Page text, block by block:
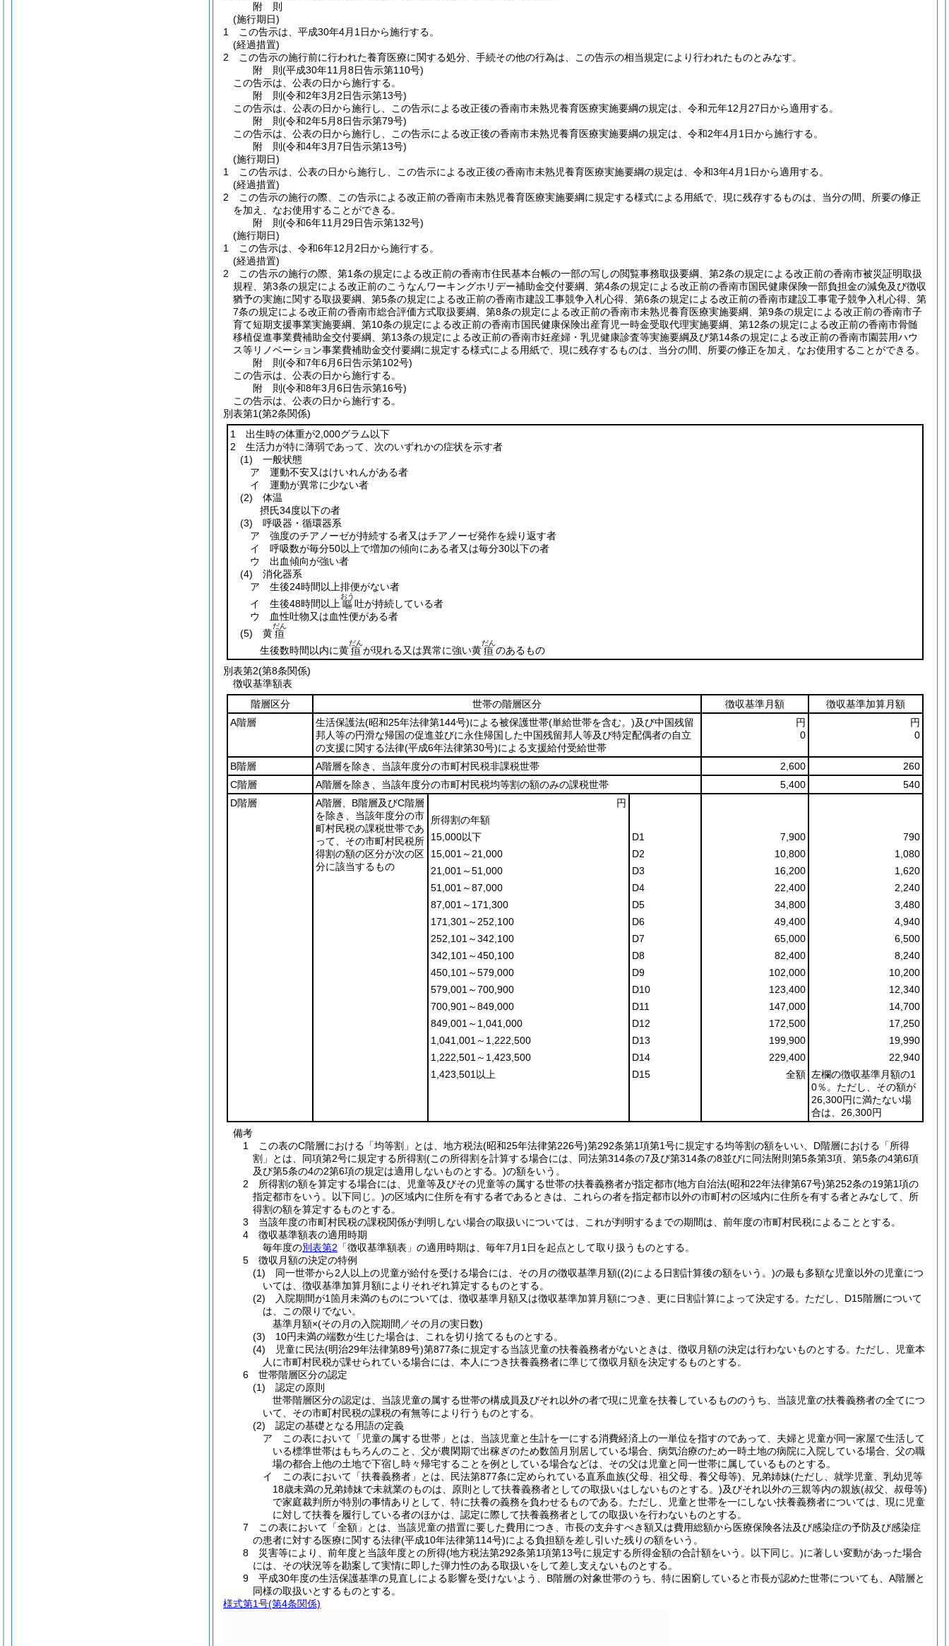
附 則
(施行期日)
1
この告示は、平成30年4月1日から施行する。
(経過措置)
2
この告示の施行前に行われた養育医療に関する処分、手続その他の行為は、この告示の相当規定により行われたものとみなす。
附 則(平成30年11月8日告示第110号)
この告示は、公表の日から施行する。
附 則(令和2年3月2日告示第13号)
この告示は、公表の日から施行し、この告示による改正後の香南市未熟児養育医療実施要綱の規定は、令和元年12月27日から適用する。
附 則(令和2年5月8日告示第79号)
この告示は、公表の日から施行し、この告示による改正後の香南市未熟児養育医療実施要綱の規定は、令和2年4月1日から施行する。
附 則(令和4年3月7日告示第13号)
(施行期日)
1
この告示は、公表の日から施行し、この告示による改正後の香南市未熟児養育医療実施要綱の規定は、令和3年4月1日から適用する。
(経過措置)
2
この告示の施行の際、この告示による改正前の香南市未熟児養育医療実施要綱に規定する様式による用紙で、現に残存するものは、当分の間、所要の修正
を加え、なお使用することができる。
附 則(令和6年11月29日告示第132号)
(施行期日)
1
この告示は、令和6年12月2日から施行する。
(経過措置)
2
この告示の施行の際、第1条の規定による改正前の香南市住民基本台帳の一部の写しの閲覧事務取扱要綱、第2条の規定による改正前の香南市被災証明取扱
規程、第3条の規定による改正前のこうなんワーキングホリデー補助金交付要綱、第4条の規定による改正前の香南市国民健康保険一部負担金の減免及び徴収
猶予の実施に関する取扱要綱、第5条の規定による改正前の香南市建設工事競争入札心得、第6条の規定による改正前の香南市建設工事電子競争入札心得、第
7条の規定による改正前の香南市総合評価方式取扱要綱、第8条の規定による改正前の香南市未熟児養育医療実施要綱、第9条の規定による改正前の香南市子
育て短期支援事業実施要綱、第10条の規定による改正前の香南市国民健康保険出産育児一時金受取代理実施要綱、第12条の規定による改正前の香南市骨髄
移植促進事業費補助金交付要綱、第13条の規定による改正前の香南市妊産婦・乳児健康診査等実施要綱及び第14条の規定による改正前の香南市園芸用ハウ
ス等リノベーション事業費補助金交付要綱に規定する様式による用紙で、現に残存するものは、当分の間、所要の修正を加え、なお使用することができる。
附 則(令和7年6月6日告示第102号)
この告示は、公表の日から施行する。
附 則(令和8年3月6日告示第16号)
この告示は、公表の日から施行する。
別表第1(第2条関係)
1 出生時の体重が2,000グラム以下
2 生活力が特に薄弱であって、次のいずれかの症状を示す者
(1) 一般状態
ア 運動不安又はけいれんがある者
イ 運動が異常に少ない者
(2) 体温
摂氏34度以下の者
(3) 呼吸器・循環器系
ア 強度のチアノーゼが持続する者又はチアノーゼ発作を繰り返す者
イ 呼吸数が毎分50以上で増加の傾向にある者又は毎分30以下の者
ウ 出血傾向が強い者
(4) 消化器系
ア 生後24時間以上排便がない者
イ 生後48時間以上 嘔
おう
吐が持続している者
ウ 血性吐物又は血性便がある者
(5) 黄疸
だん
生後数時間以内に黄疸
だん
が現れる又は異常に強い黄疸
だん
のあるもの
別表第2(第8条関係)
徴収基準額表
階層区分
世帯の階層区分 徴収基準月額
徴収基準加算月額
A階層
生活保護法(昭和25年法律第144号)による被保護世帯(単給世帯を含む。)及び中国残留
邦人等の円滑な帰国の促進並びに永住帰国した中国残留邦人等及び特定配偶者の自立
の支援に関する法律(平成6年法律第30号)による支援給付受給世帯
円
0
円
0
B階層 A階層を除き、当該年度分の市町村民税非課税世帯 2,600
260
C階層
A階層を除き、当該年度分の市町村民税均等割の額のみの課税世帯 5,400
540
D階層
A階層、B階層及びC階層
を除き、当該年度分の市
町村民税の課税世帯であ
って、その市町村民税所
得割の額の区分が次の区
分に該当するもの
円
所得割の年額
15,000以下
D1 7,900
790
15,001～21,000
D2 10,800
1,080
21,001～51,000
D3 16,200
1,620
51,001～87,000
D4 22,400
2,240
87,001～171,300
D5 34,800
3,480
171,301～252,100
D6 49,400
4,940
252,101～342,100
D7 65,000
6,500
342,101～450,100
D8 82,400
8,240
450,101～579,000
D9 102,000
10,200
579,001～700,900
D10 123,400
12,340
700,901～849,000
D11 147,000
14,700
849,001～1,041,000
D12 172,500
17,250
1,041,001～1,222,500
D13 199,900
19,990
1,222,501～1,423,500
D14 229,400
22,940
1,423,501以上
D15 全額 左欄の徴収基準月額の1
0％。ただし、その額が
26,300円に満たない場
合は、26,300円
備考
1 この表のC階層における「均等割」とは、地方税法(昭和25年法律第226号)第292条第1項第1号に規定する均等割の額をいい、D階層における「所得
割」とは、同項第2号に規定する所得割(この所得割を計算する場合には、同法第314条の7及び第314条の8並びに同法附則第5条第3項、第5条の4第6項
及び第5条の4の2第6項の規定は適用しないものとする。)の額をいう。
2 所得割の額を算定する場合には、児童等及びその児童等の属する世帯の扶養義務者が指定都市(地方自治法(昭和22年法律第67号)第252条の19第1項の
指定都市をいう。以下同じ。)の区域内に住所を有する者であるときは、これらの者を指定都市以外の市町村の区域内に住所を有する者とみなして、所
得割の額を算定するものとする。
3 当該年度の市町村民税の課税関係が判明しない場合の取扱いについては、これが判明するまでの期間は、前年度の市町村民税によることとする。
4 徴収基準額表の適用時期
毎年度の別表第2 「徴収基準額表」の適用時期は、毎年7月1日を起点として取り扱うものとする。
5 徴収月額の決定の特例
(1) 同一世帯から2人以上の児童が給付を受ける場合には、その月の徴収基準月額((2)による日割計算後の額をいう。)の最も多額な児童以外の児童につ
いては、徴収基準加算月額によりそれぞれ算定するものとする。
(2) 入院期間が1箇月未満のものについては、徴収基準月額又は徴収基準加算月額につき、更に日割計算によって決定する。ただし、D15階層について
は、この限りでない。
基準月額×(その月の入院期間／その月の実日数)
(3) 10円未満の端数が生じた場合は、これを切り捨てるものとする。
(4) 児童に民法(明治29年法律第89号)第877条に規定する当該児童の扶養義務者がないときは、徴収月額の決定は行わないものとする。ただし、児童本
人に市町村民税が課せられている場合には、本人につき扶養義務者に準じて徴収月額を決定するものとする。
6 世帯階層区分の認定
(1) 認定の原則
世帯階層区分の認定は、当該児童の属する世帯の構成員及びそれ以外の者で現に児童を扶養しているもののうち、当該児童の扶養義務者の全てにつ
いて、その市町村民税の課税の有無等により行うものとする。
(2) 認定の基礎となる用語の定義
ア この表において「児童の属する世帯」とは、当該児童と生計を一にする消費経済上の一単位を指すのであって、夫婦と児童が同一家屋で生活して
いる標準世帯はもちろんのこと、父が農閑期で出稼ぎのため数箇月別居している場合、病気治療のため一時土地の病院に入院している場合、父の職
場の都合上他の土地で下宿し時々帰宅することを例としている場合などは、その父は児童と同一世帯に属しているものとする。
イ この表において「扶養義務者」とは、民法第877条に定められている直系血族(父母、祖父母、養父母等)、兄弟姉妹(ただし、就学児童、乳幼児等
18歳未満の兄弟姉妹で未就業のものは、原則として扶養義務者としての取扱いはしないものとする。)及びそれ以外の三親等内の親族(叔父、叔母等)
で家庭裁判所が特別の事情ありとして、特に扶養の義務を負わせるものである。ただし、児童と世帯を一にしない扶養義務者については、現に児童
に対して扶養を履行している者のほかは、認定に際して扶養義務者としての取扱いを行わないものとする。
7 この表において「全額」とは、当該児童の措置に要した費用につき、市長の支弁すべき額又は費用総額から医療保険各法及び感染症の予防及び感染症
の患者に対する医療に関する法律(平成10年法律第114号)による負担額を差し引いた残りの額をいう。
8 災害等により、前年度と当該年度との所得(地方税法第292条第1項第13号に規定する所得金額の合計額をいう。以下同じ。)に著しい変動があった場合
には、その状況等を勘案して実情に即した弾力性のある取扱いをして差し支えないものとする。
9 平成30年度の生活保護基準の見直しによる影響を受けないよう、B階層の対象世帯のうち、特に困窮していると市長が認めた世帯についても、A階層と
同様の取扱いとするものとする。
様式第1号(第4条関係)